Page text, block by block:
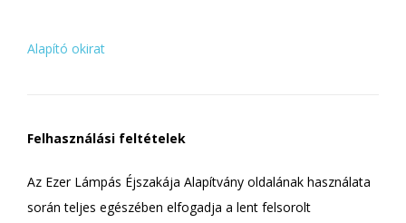
Alapító okirat
Felhasználási feltételek
Az Ezer Lámpás Éjszakája Alapítvány oldalának használata
során teljes egészében elfogadja a lent felsorolt